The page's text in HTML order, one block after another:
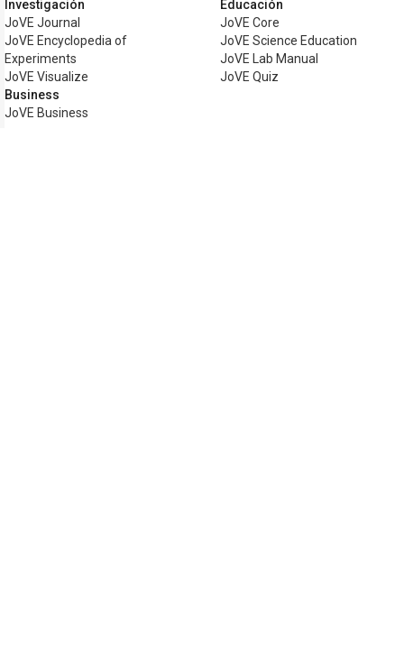
Investigación
JoVE Journal
JoVE Encyclopedia of
Experiments
JoVE Visualize
Business
JoVE Business
Educación
JoVE Core
JoVE Science Education
JoVE Lab Manual
JoVE Quiz